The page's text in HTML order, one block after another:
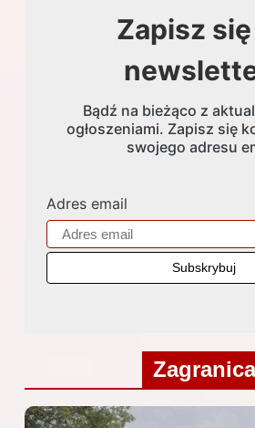
Zapisz
Bądź na bieżąco z
ogłoszeniami. Zapisz się
swojego adresu
Adres email
Zagranica